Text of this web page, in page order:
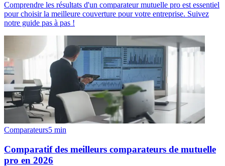
Comprendre les résultats d'un comparateur mutuelle pro est essentiel
pour choisir la meilleure couverture pour votre entreprise. Suivez
notre guide pas à pas !
Comparateurs5 min
Comparatif des meilleurs comparateurs de mutuelle
pro en 2026